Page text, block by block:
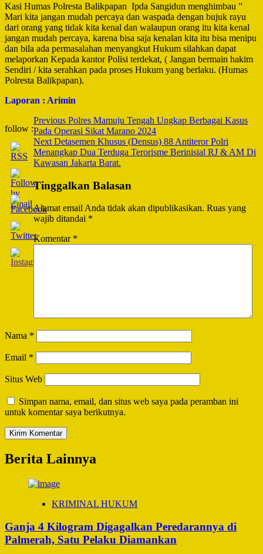
Kasi Humas Polresta Balikpapan Ipda Sangidun menghimbau ”
Mari kita jangan mudah percaya dan waspada dengan bujuk rayu
dari orang yang tidak kita kenal dan walaupun orang itu kita kenal
jangan mudah percaya, karena bisa saja kenalan kita itu bisa menipu
dan bila ada permasalahan menyangkut Hukum silahkan dapat
melaporkan Kepada kantor Polisi terdekat, ( Jangan bermain hakim
Sendiri / kita serahkan pada proses Hukum yang berlaku. (Humas
Polresta Balikpapan).
Laporan : Arimin
follow :
Post
Navigation
Previous Polres Mamuju Tengah Ungkap Berbagai Kasus
Pada Operasi Sikat Marano 2024
Next Detasemen Khusus (Densus) 88 Antiteror Polri
Menangkap Dua Terduga Terorisme Berinisial RJ & AM Di
Kawasan Jakarta Barat.
Tinggalkan Balasan
Alamat email Anda tidak akan dipublikasikan. Ruas yang
wajib ditandai *
Komentar *
Nama *
Email *
Situs Web
Simpan nama, email, dan situs web saya pada peramban ini
untuk komentar saya berikutnya.
Berita Lainnya
KRIMINAL HUKUM
Ganja 4 Kilogram Digagalkan Peredarannya di
Palmerah, Satu Pelaku Diamankan